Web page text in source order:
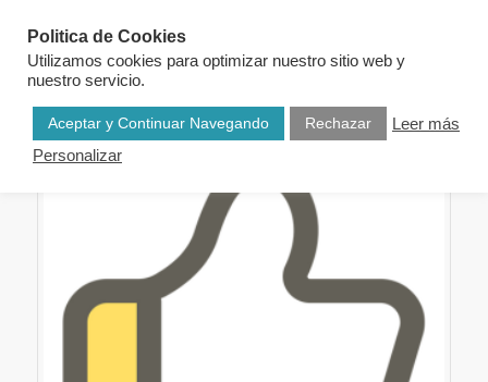
Politica de Cookies
Utilizamos cookies para optimizar nuestro sitio web y
nuestro servicio.
Aceptar y Continuar Navegando Rechazar
Leer más
Personalizar